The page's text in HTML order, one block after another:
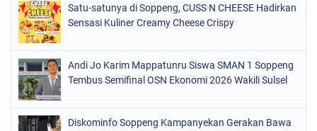
SOPPENG (1149)
SULSEL
Satu-satunya di Soppeng, CUSS N CHEESE Hadirkan
Sensasi Kuliner Creamy Cheese Crispy
Andi Jo Karim Mappatunru Siswa SMAN 1 Soppeng
Tembus Semifinal OSN Ekonomi 2026 Wakili Sulsel
Diskominfo Soppeng Kampanyekan Gerakan Bawa